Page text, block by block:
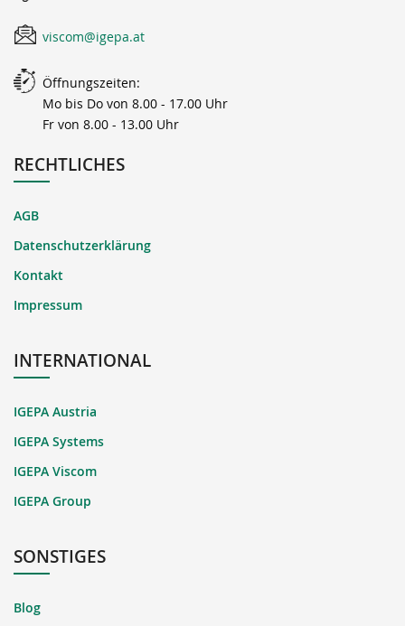
viscom@igepa.at
Öffnungszeiten:
Mo bis Do von 8.00 - 17.00 Uhr
Fr von 8.00 - 13.00 Uhr
RECHTLICHES
AGB
Datenschutzerklärung
Kontakt
Impressum
INTERNATIONAL
IGEPA Austria
IGEPA Systems
IGEPA Viscom
IGEPA Group
SONSTIGES
Blog